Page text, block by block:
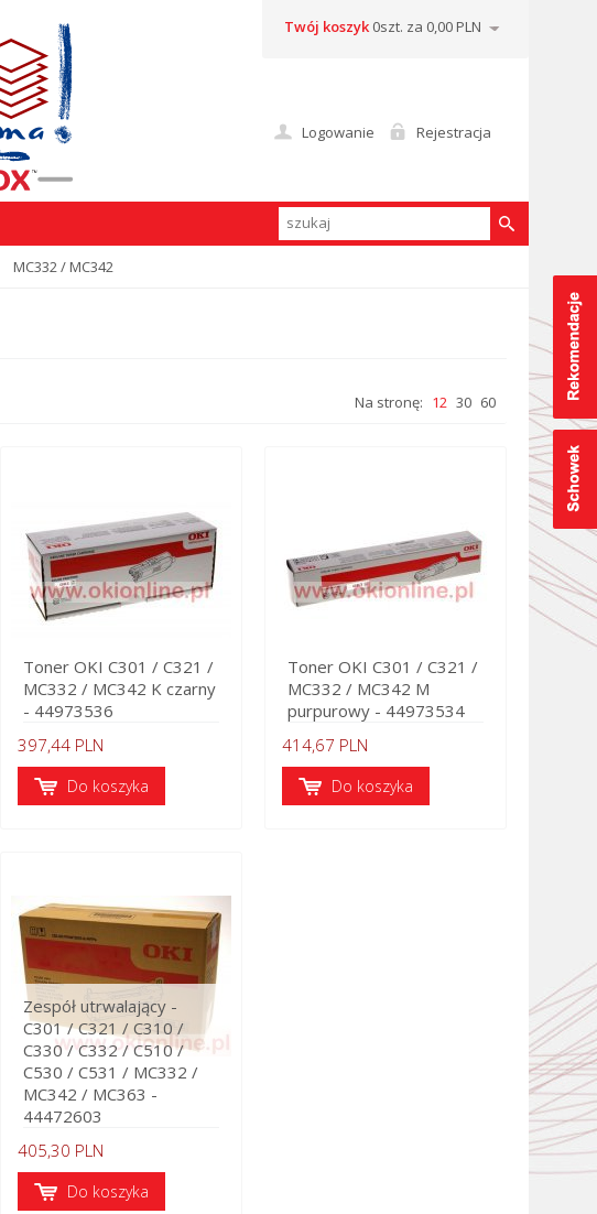
Logowanie Rejestracja
Twój koszyk 0szt. za 0,00 PLN
MC332 / MC342
Na stronę: 12 30 60
Toner OKI C301 / C321 /
MC332 / MC342 K czarny
- 44973536
397,44 PLN
Do koszyka
Toner OKI C301 / C321 /
MC332 / MC342 M
purpurowy - 44973534
414,67 PLN
Do koszyka
Zespół utrwalający -
C301 / C321 / C310 /
C330 / C332 / C510 /
C530 / C531 / MC332 /
MC342 / MC363 -
44472603
405,30 PLN
Do koszyka